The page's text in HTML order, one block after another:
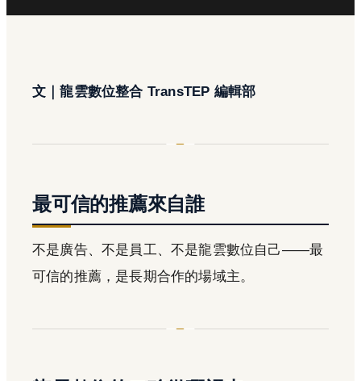
文｜龍雲數位整合 TransTEP 編輯部
最可信的推薦來自誰
不是廣告、不是員工、不是龍雲數位自己——最
可信的推薦，是長期合作的場域主。